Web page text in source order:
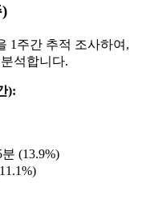
1주간 추적 조사하여,
석합니다.
):
(13.9%)